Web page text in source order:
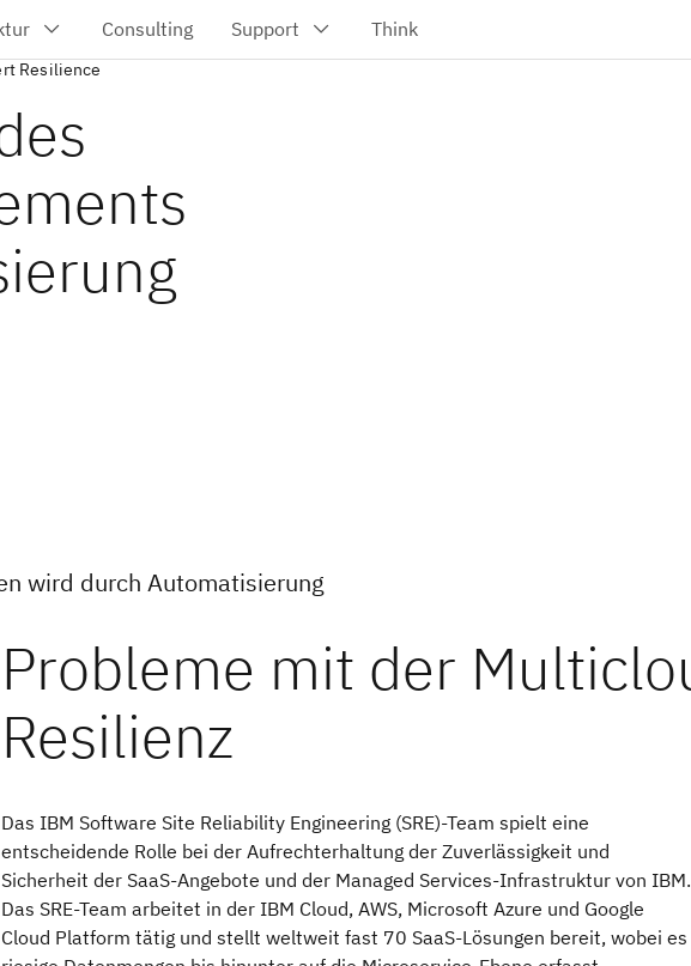
Resilience
wird durch Automatisierung
Das IBM Software Site Reliability Engineering (SRE)-Team spielt eine
entscheidende Rolle bei der Aufrechterhaltung der Zuverlässigkeit und
Sicherheit der SaaS-Angebote und der Managed Services-Infrastruktur von IBM.
Das SRE-Team arbeitet in der IBM Cloud, AWS, Microsoft Azure und Google
Cloud Platform tätig und stellt weltweit fast 70 SaaS-Lösungen bereit, wobei es